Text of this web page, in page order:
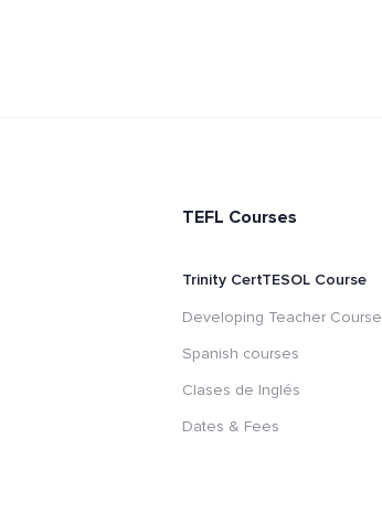
TEFL Courses
Trinity CertTESOL Course
Developing Teacher Course
Spanish courses
Clases de Inglés
Dates & Fees